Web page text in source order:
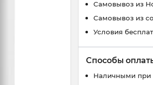
Самовывоз из
Самовывоз из
Условия
Способы
Наличными при